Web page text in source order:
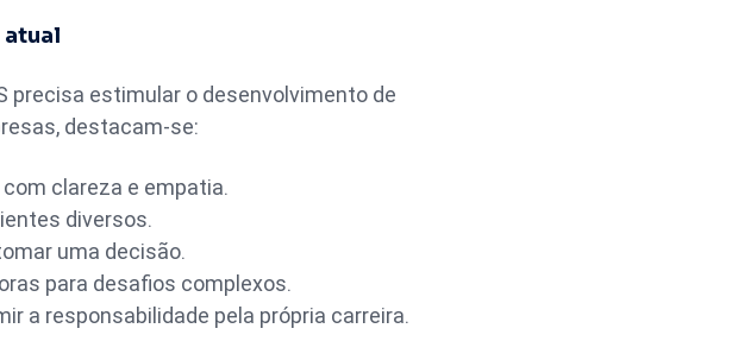
precisa estimular o desenvolvimento de
destacam-se:
clareza e empatia.
diversos.
uma decisão.
para desafios complexos.
a responsabilidade pela própria carreira.